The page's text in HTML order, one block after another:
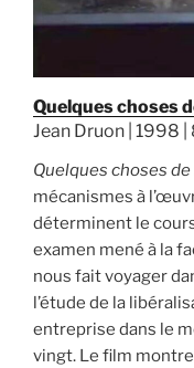
Quelques choses
Jean Druon | 1998 |
Quelques choses
mécanismes à
déterminent le
examen mené à la
nous fait voyager
l’étude de la
entreprise dans le
vingt. Le film